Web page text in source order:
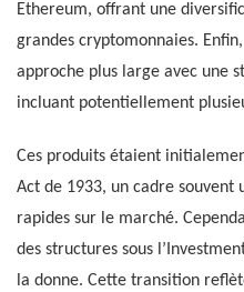
Ethereum, offrant une
grandes cryptomonnaies.
approche plus large avec une
incluant potentiellement
Ces produits étaient
Act de 1933, un cadre
rapides sur le marché.
des structures sous
la donne. Cette transition